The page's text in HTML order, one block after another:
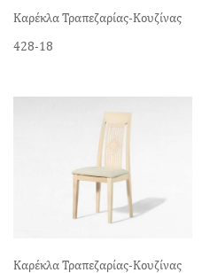
Καρέκλα Τραπεζαρίας-Κουζίνας
428-18
Καρέκλα Τραπεζαρίας-Κουζίνας